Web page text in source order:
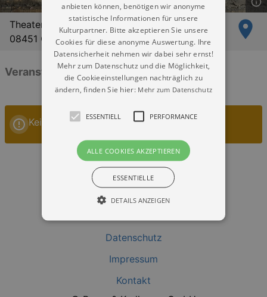
Theaterplatz 1
08451 Crimmitschau
Veranstaltungen: „Theater Crimmitschau“
Keine Veranstaltungen
Datenschutz
Impressum
Kontakt
anbieten können, benötigen wir anonyme
statistische Informationen für unsere
Kulturpartner. Bitte akzeptieren Sie unsere
Cookies für diese anonyme Auswertung. Ihre
Datensicherheit nehmen wir dabei sehr ernst!
Mehr zum Datenschutz und die Möglichkeit,
die Cookieeinstellungen nachträglich zu
ändern, finden Sie hier: Mehr zum Datenschutz
ESSENTIELL PERFORMANCE
ALLE COOKIES AKZEPTIEREN
ESSENTIELLE
DETAILS ANZEIGEN
Essentielle Cookies werden für die
grundlegenden Funktionen unserer Webseite
gebraucht. Zum Beispiel für das Login in Ihren